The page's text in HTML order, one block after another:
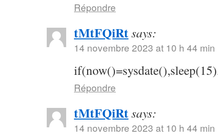
Répondre
tMtFQiRtsays:
14 novembre 2023 at 10 h 44 min
Répondre
tMtFQiRtsays:
14 novembre 2023 at 10 h 44 min